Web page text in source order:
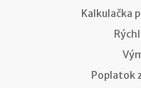
Kalkulačka
Poplatok